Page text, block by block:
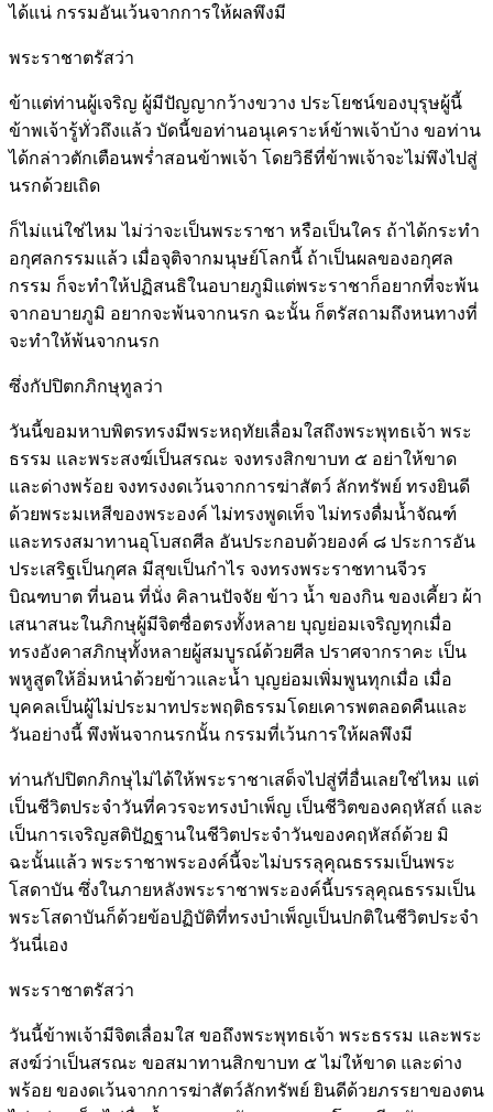
ได้แน่ กรรมอันเว้นจากการให้ผลพึงมี
พระราชาตรัสว่า
ข้าแต่ท่านผู้เจริญ ผู้มีปัญญากว้างขวาง ประโยชน์ของบุรุษผู้นี้
ข้าพเจ้ารู้ทั่วถึงแล้ว บัดนี้ขอท่านอนุเคราะห์ข้าพเจ้าบ้าง ขอท่าน
ได้กล่าวตักเตือนพร่ำสอนข้าพเจ้า โดยวิธีที่ข้าพเจ้าจะไม่พึงไปสู่
นรกด้วยเถิด
ก็ไม่แน่ใช่ไหม ไม่ว่าจะเป็นพระราชา หรือเป็นใคร ถ้าได้กระทำ
อกุศลกรรมแล้ว เมื่อจุติจากมนุษย์โลกนี้ ถ้าเป็นผลของอกุศล
กรรม ก็จะทำให้ปฏิสนธิในอบายภูมิแต่พระราชาก็อยากที่จะพ้น
จากอบายภูมิ อยากจะพ้นจากนรก ฉะนั้น ก็ตรัสถามถึงหนทางที่
จะทำให้พ้นจากนรก
ซึ่งกัปปิตกภิกษุทูลว่า
วันนี้ขอมหาบพิตรทรงมีพระหฤทัยเลื่อมใสถึงพระพุทธเจ้า พระ
ธรรม และพระสงฆ์เป็นสรณะ จงทรงสิกขาบท ๕ อย่าให้ขาด
และด่างพร้อย จงทรงงดเว้นจากการฆ่าสัตว์ ลักทรัพย์ ทรงยินดี
ด้วยพระมเหสีของพระองค์ ไม่ทรงพูดเท็จ ไม่ทรงดื่มน้ำจัณฑ์
และทรงสมาทานอุโบสถศีล อันประกอบด้วยองค์ ๘ ประการอัน
ประเสริฐเป็นกุศล มีสุขเป็นกำไร จงทรงพระราชทานจีวร
บิณฑบาต ที่นอน ที่นั่ง คิลานปัจจัย ข้าว น้ำ ของกิน ของเคี้ยว ผ้า
เสนาสนะในภิกษุผู้มีจิตซื่อตรงทั้งหลาย บุญย่อมเจริญทุกเมื่อ
ทรงอังคาสภิกษุทั้งหลายผู้สมบูรณ์ด้วยศีล ปราศจากราคะ เป็น
พหูสูตให้อิ่มหนำด้วยข้าวและน้ำ บุญย่อมเพิ่มพูนทุกเมื่อ เมื่อ
บุคคลเป็นผู้ไม่ประมาทประพฤติธรรมโดยเคารพตลอดคืนและ
วันอย่างนี้ พึงพ้นจากนรกนั้น กรรมที่เว้นการให้ผลพึงมี
ท่านกัปปิตกภิกษุไม่ได้ให้พระราชาเสด็จไปสู่ที่อื่นเลยใช่ไหม แต่
เป็นชีวิตประจำวันที่ควรจะทรงบำเพ็ญ เป็นชีวิตของคฤหัสถ์ และ
เป็นการเจริญสติปัฏฐานในชีวิตประจำวันของคฤหัสถ์ด้วย มิ
ฉะนั้นแล้ว พระราชาพระองค์นี้จะไม่บรรลุคุณธรรมเป็นพระ
โสดาบัน ซึ่งในภายหลังพระราชาพระองค์นี้บรรลุคุณธรรมเป็น
พระโสดาบันก็ด้วยข้อปฏิบัติที่ทรงบำเพ็ญเป็นปกติในชีวิตประจำ
วันนี่เอง
พระราชาตรัสว่า
วันนี้ข้าพเจ้ามีจิตเลื่อมใส ขอถึงพระพุทธเจ้า พระธรรม และพระ
สงฆ์ว่าเป็นสรณะ ขอสมาทานสิกขาบท ๕ ไม่ให้ขาด และด่าง
พร้อย ของดเว้นจากการฆ่าสัตว์ลักทรัพย์ ยินดีด้วยภรรยาของตน